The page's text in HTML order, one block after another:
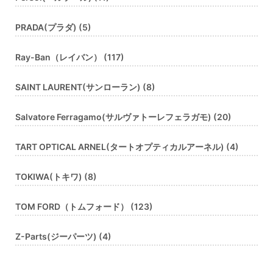
PRADA(プラダ) (5)
Ray-Ban（レイバン） (117)
SAINT LAURENT(サンローラン) (8)
Salvatore Ferragamo(サルヴァトーレフェラガモ) (20)
TART OPTICAL ARNEL(タートオプティカルアーネル) (4)
TOKIWA(トキワ) (8)
TOM FORD（トムフォード） (123)
Z-Parts(ジーパーツ) (4)